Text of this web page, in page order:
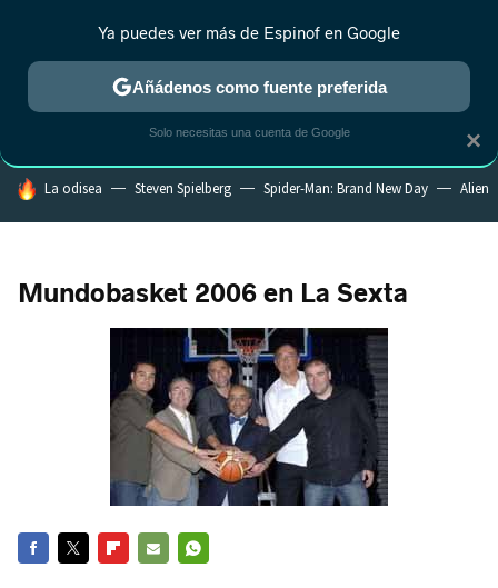
ESTRENOS REALITY ANIME RANKINGS CINE
HOY SE HABLA DE
La odisea Steven Spielberg Spider-Man: Brand New Day Alien
Mundobasket 2006 en La Sexta
×
Ya puedes ver más de Espinof en Google
Añádenos como fuente preferida
Solo necesitas una cuenta de Google